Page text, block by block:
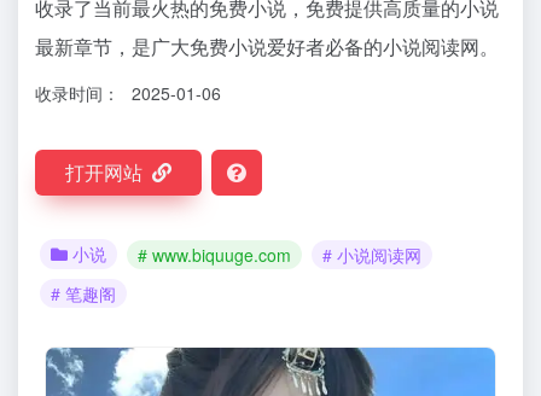
收录了当前最火热的免费小说，免费提供高质量的小说
最新章节，是广大免费小说爱好者必备的小说阅读网。
收录时间： 2025-01-06
打开网站
小说 # www.biquuge.com
# 小说阅读网
# 笔趣阁